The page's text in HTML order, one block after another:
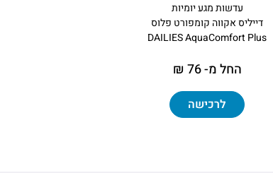
עדשות מגע יומיות
דייליס אקווה קומפורט פלוס
DAILIES AquaComfort Plus
החל מ- 76 ₪
לרכישה